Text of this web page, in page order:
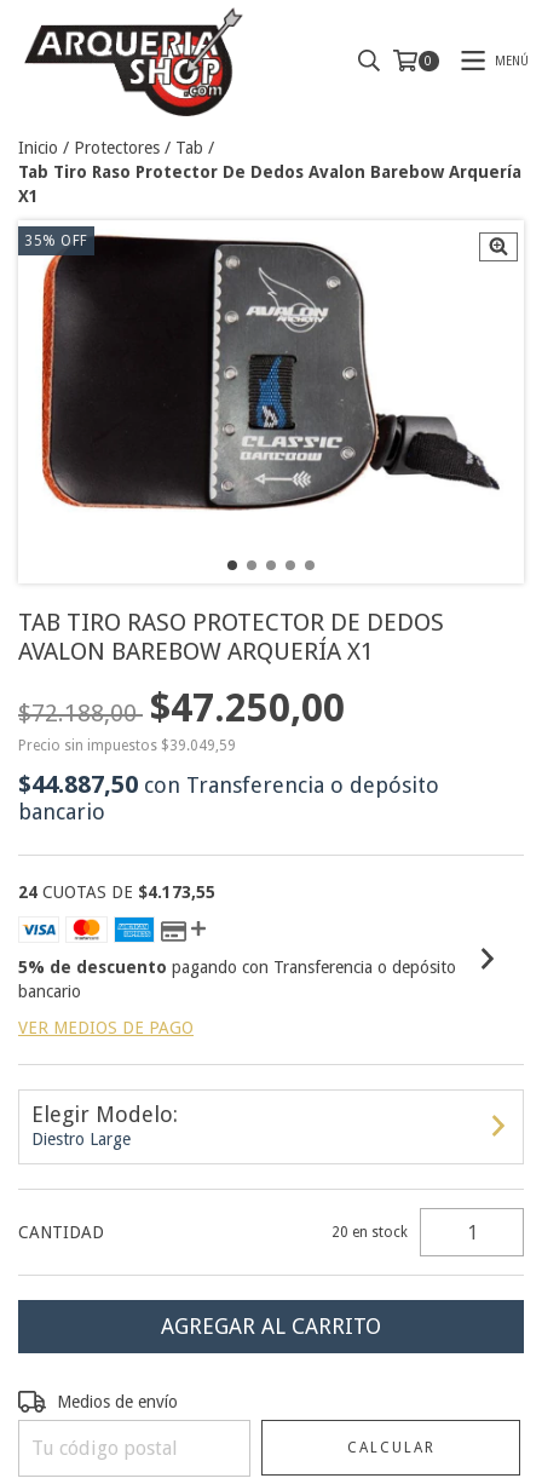
0 MENÚ
Inicio / Protectores / Tab /
Tab Tiro Raso Protector De Dedos Avalon Barebow Arquería
X1
35% OFF
TAB TIRO RASO PROTECTOR DE DEDOS
AVALON BAREBOW ARQUERÍA X1
$72.188,00 $47.250,00
Precio sin impuestos $39.049,59
$44.887,50 con Transferencia o depósito
bancario
24 CUOTAS DE $4.173,55
5% de descuento pagando con Transferencia o depósito
bancario
VER MEDIOS DE PAGO
Elegir Modelo:
Diestro Large
CANTIDAD 20 en stock
Entregas para el CP:
Medios de envío
CALCULAR